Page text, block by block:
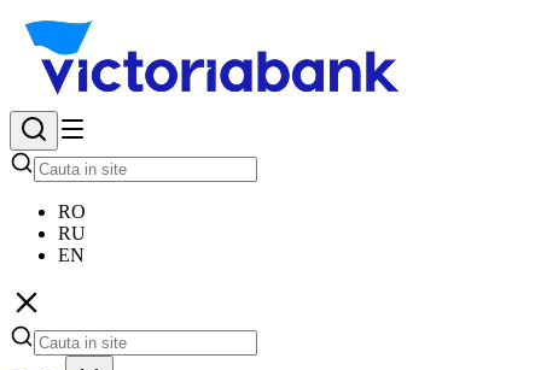
RO
RU
EN